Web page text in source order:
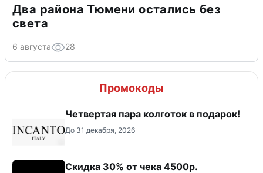
Два района Тюмени остались без
света
6 августа 28
Промокоды
Четвертая пара колготок в подарок!
До 31 декабря, 2026
Скидка 30% от чека 4500р.